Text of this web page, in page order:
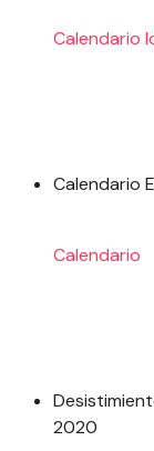
Calendario
Calendario
Calendario
2020